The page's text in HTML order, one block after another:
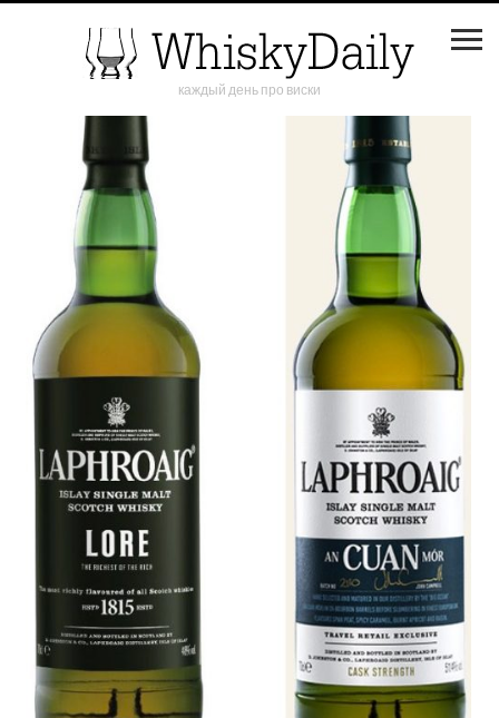
каждый день про виски